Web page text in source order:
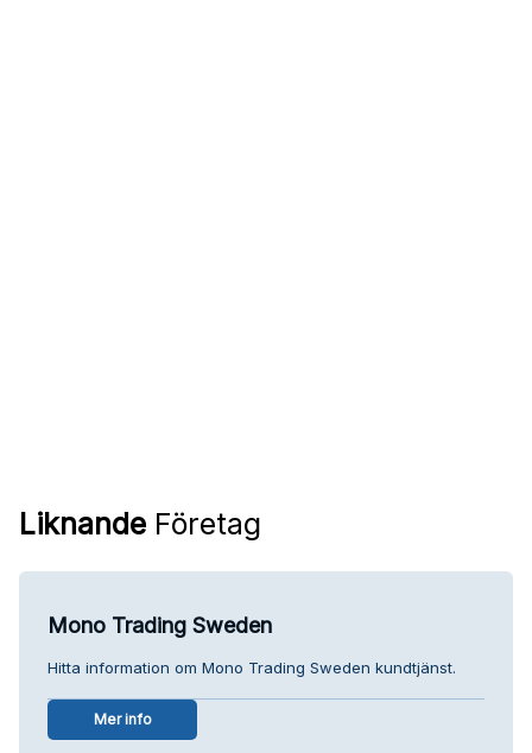
Liknande Företag
Mono Trading Sweden
Hitta information om Mono Trading Sweden kundtjänst.
Mer info